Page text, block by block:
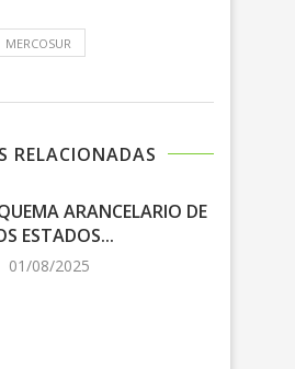
MERCOSUR
RELACIONADAS
ARANCELARIO DE
ESTADOS...
01/08/2025